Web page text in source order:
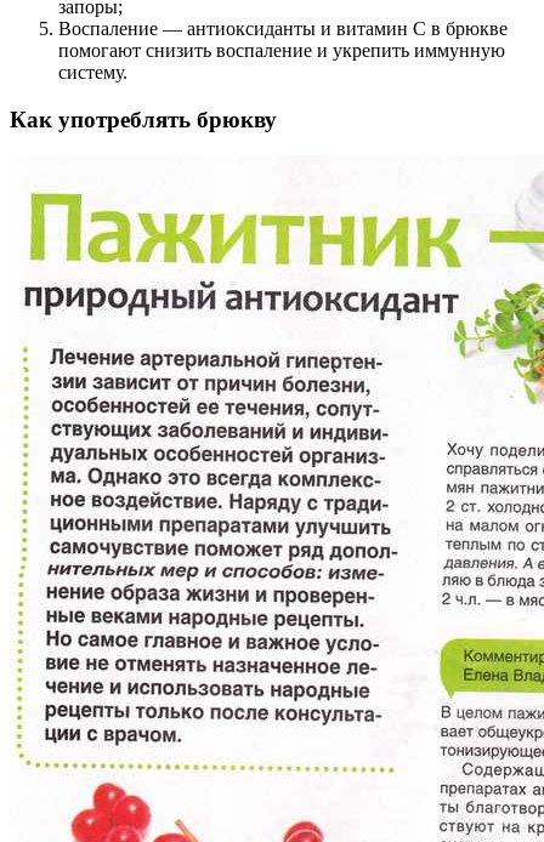
запоры;
Воспаление — антиоксиданты и витамин С в брюкве
помогают снизить воспаление и укрепить иммунную
систему.
Как употреблять брюкву